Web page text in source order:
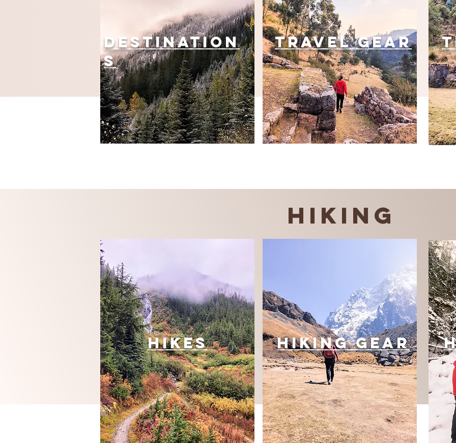
Destination
s
Travel Gear
hiking
Hikes Hiking Gear